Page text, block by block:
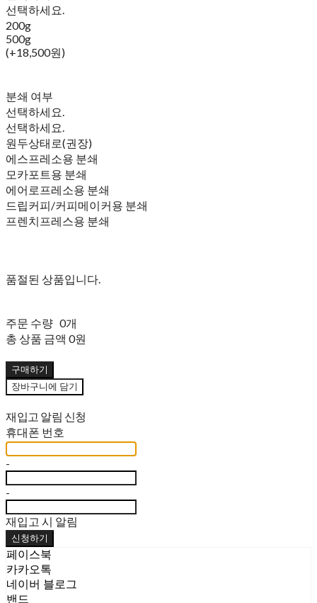
선택하세요.
200g
500g
(+18,500원)
분쇄 여부
선택하세요.
선택하세요.
원두상태로(권장)
에스프레소용 분쇄
모카포트용 분쇄
에어로프레소용 분쇄
드립커피/커피메이커용 분쇄
프렌치프레스용 분쇄
품절된 상품입니다.
주문 수량 0개
총 상품 금액 0원
구매하기
장바구니에 담기
재입고 알림 신청
휴대폰 번호
-
-
재입고 시 알림
신청하기
페이스북
카카오톡
네이버 블로그
밴드